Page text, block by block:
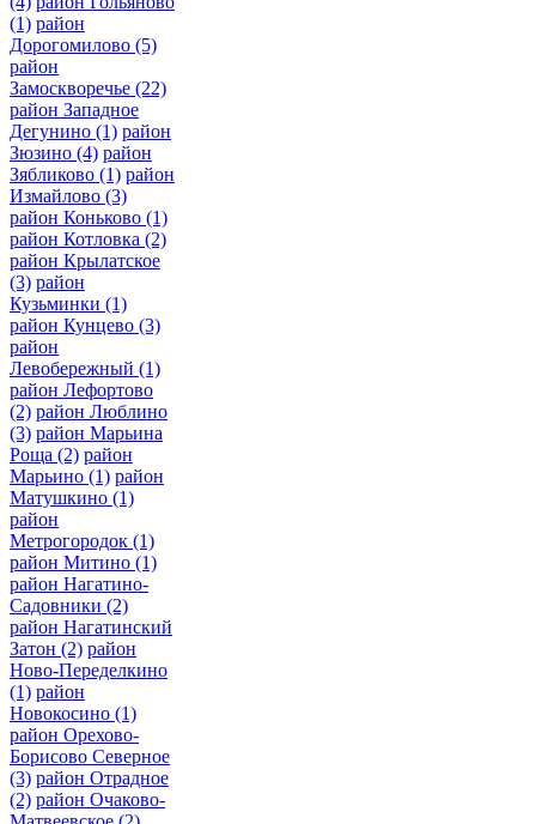
(1) район
Дорогомилово (5)
район
Замоскворечье (22)
район Западное
Дегунино (1) район
Зюзино (4) район
Зябликово (1) район
Измайлово (3)
район Коньково (1)
район Котловка (2)
район Крылатское
(3) район
Кузьминки (1)
район Кунцево (3)
район
Левобережный (1)
район Лефортово
(2) район Люблино
(3) район Марьина
Роща (2) район
Марьино (1) район
Матушкино (1)
район
Метрогородок (1)
район Митино (1)
район Нагатино-
Садовники (2)
район Нагатинский
Затон (2) район
Ново-Переделкино
(1) район
Новокосино (1)
район Орехово-
Борисово Северное
(3) район Отрадное
(2) район Очаково-